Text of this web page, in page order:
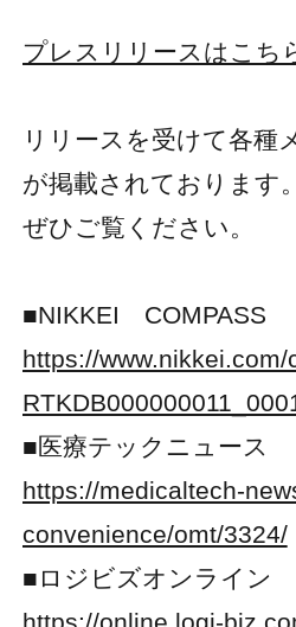
プレスリリースはこち
リリースを受けて各種
が掲載されております。
ぜひご覧ください。
■NIKKEI COMPASS
https://
■医療テックニュース
https://medicaltech-
convenience/omt/3324/
■ロジビズオンライン